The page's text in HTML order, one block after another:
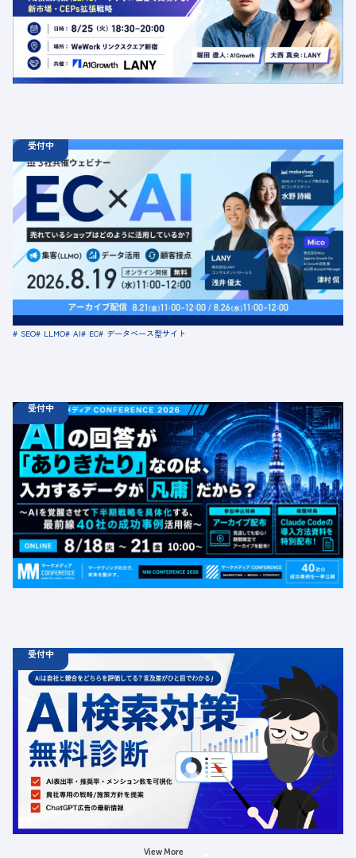
定員数：50名
金額：無料
場所：東京都渋谷区千駄ヶ谷5-27-5 リンクスクエア新宿16F
WeWork内 最寄り：新宿駅・代々木駅・新宿三丁目駅
交流会 共催 AI LLMO デジタルマーケティング トレンド 採用イベント 広告
受付中
ウェビナー 08.19
11:00 - 12:00
水 11:00 - 12:00
【無料セミナー】EC × AI 売れているショップはどのよう
に活用しているか？ 「集客（LLMO）」「データ活用」
「顧客接点」
定員数：500名
金額：無料
場所：オンライン
SEO LLMO AI EC データベース型サイト
受付中
ウェビナー 08.18 火 10:00 -
08.21 金 16:00
【無料カンファレンス】AIの回答が「ありきたり」なの
は、入力するデータが凡庸だから？ 〜AIを覚醒させて下
半期戦略を具体化する、最前線40社の成功事例活用術〜
定員数：1000名
金額：無料
場所：オンライン
BtoB
受付中
診断
12.31 00:00
ChatGPT広告の最新動向・AI検索対策に関する無料相談
受付中
定員数：500名
金額：無料
場所：オンライン
LLMO 広告
View More